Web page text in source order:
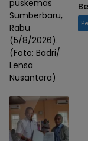
puskemas
Sumberbaru,
Rabu
(5/8/2026).
(Foto: Badri/
Lensa
Nusantara)